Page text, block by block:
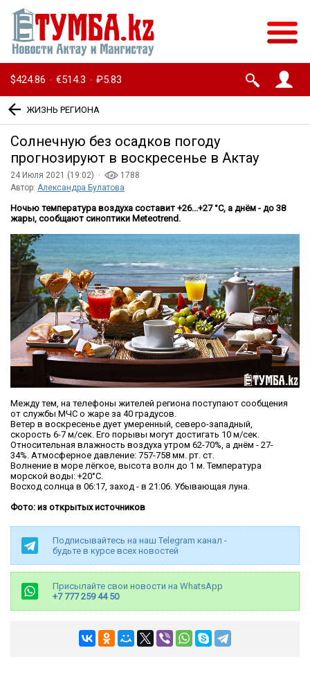
$424.86 · €514.3 · ₽5.83
ЖИЗНЬ РЕГИОНА
Солнечную без осадков погоду
прогнозируют в воскресенье в Актау
24 Июля 2021 (19:02) ·
1788
Автор: Александра Булатова
Ночью температура воздуха составит +26...+27 °С, а днём - до 38
жары, сообщают синоптики Meteotrend.
Между тем, на телефоны жителей региона поступают сообщения
от службы МЧС о жаре за 40 градусов.
Ветер в воскресенье дует умеренный, северо-западный,
скорость 6-7 м/сек. Его порывы могут достигать 10 м/сек.
Относительная влажность воздуха утром 62-70%, а днём - 27-
34%. Атмосферное давление: 757-758 мм. рт. ст.
Волнение в море лёгкое, высота волн до 1 м. Температура
морской воды: +20°C.
Восход солнца в 06:17, заход - в 21:06. Убывающая луна.
Фото: из открытых источников
Подписывайтесь на наш Telegram канал -
будьте в курсе всех новостей
Присылайте свои новости на WhatsApp
+7 777 259 44 50